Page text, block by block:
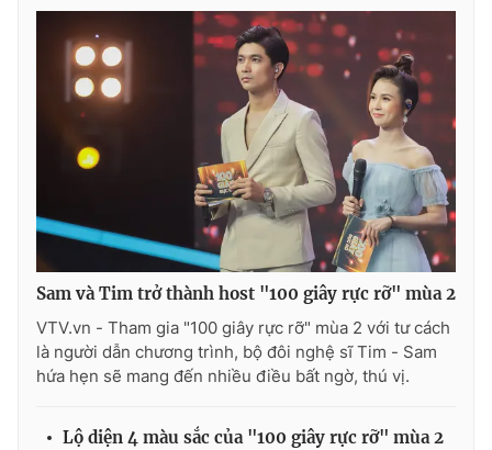
Sam và Tim trở thành host "100 giây rực rỡ" mùa 2
VTV.vn - Tham gia "100 giây rực rỡ" mùa 2 với tư cách
là người dẫn chương trình, bộ đôi nghệ sĩ Tim - Sam
hứa hẹn sẽ mang đến nhiều điều bất ngờ, thú vị.
Lộ diện 4 màu sắc của "100 giây rực rỡ" mùa 2